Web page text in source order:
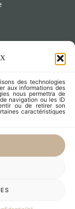
des technologies
aux informations des
nous permettra de
navigation ou les ID
ou de retirer son
caractéristiques